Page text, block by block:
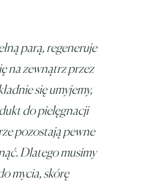
parą, regeneruje
na zewnątrz przez
się umyjemy,
do pielęgnacji
pozostają pewne
Dlatego musimy
mycia, skórę